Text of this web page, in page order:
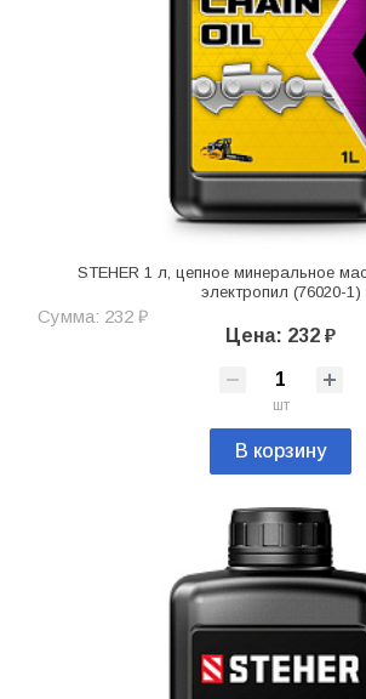
STEHER 1 л, цепное минеральное
электропил (76020-1)
Сумма: 232 ₽
Цена: 232 ₽
шт
В корзину